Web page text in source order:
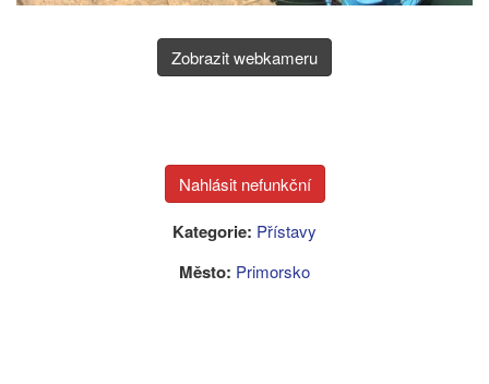
Zobrazit webkameru
Kategorie: Přístavy
Město: Primorsko